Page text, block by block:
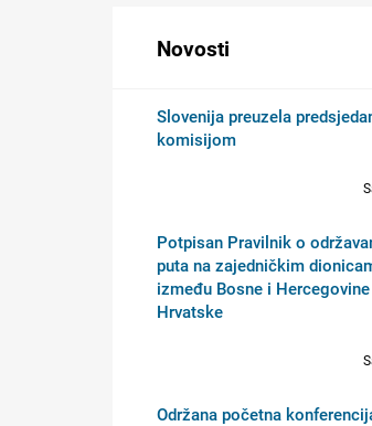
Novosti
Slovenija preuzela
komisijom
Potpisan Pravilnik o
puta na zajedničkim
između Bosne i
Hrvatske
Održana početna